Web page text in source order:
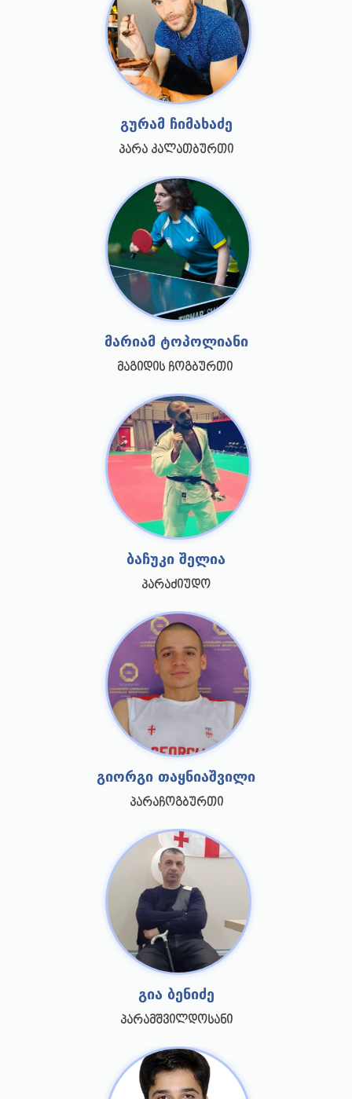
გურამ ჩიმახაძე
პარა კალათბურთი
მარიამ ტოპოლიანი
მაგიდის ჩოგბურთი
ბაჩუკი შელია
პარაძიუდო
გიორგი თაყნიაშვილი
პარაჩოგბურთი
გია ბენიძე
პარამშვილდოსანი